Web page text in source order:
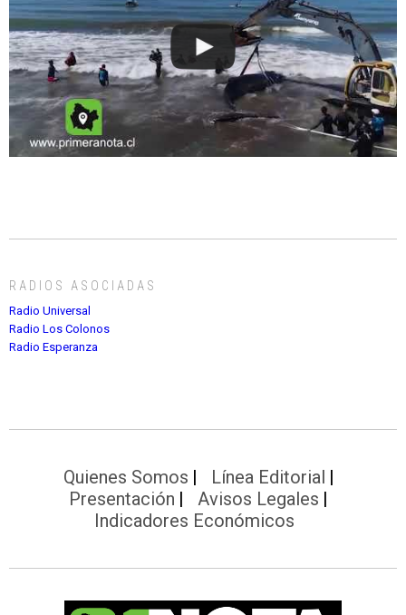
RADIOS ASOCIADAS
Radio Universal
Radio Los Colonos
Radio Esperanza
Quienes Somos
Línea Editorial
Presentación
Avisos Legales
Indicadores Económicos